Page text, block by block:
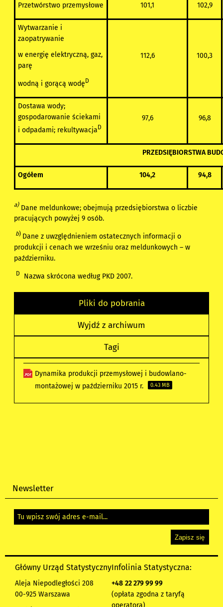
Przetwórstwo przemysłowe 101,1 102,9
Wytwarzanie i
zaopatrywanie
w energię elektryczną, gaz,
parę
wodną i gorącą wodęD
112,6 100,3
Dostawa wody;
gospodarowanie ściekami
i odpadami; rekultywacjaD
97,6 96,8
PRZEDSIĘBIORSTWA
Ogółem 104,2 94,8
a)Dane meldunkowe; obejmują przedsiębiorstwa o liczbie
pracujących powyżej 9 osób.
b) Dane z uwzględnieniem ostatecznych informacji o
produkcji i cenach we wrześniu oraz meldunkowych – w
październiku.
D Nazwa skrócona według PKD 2007.
Pliki do pobrania
Wyjdź z archiwum
Tagi
Dynamika produkcji przemysłowej i budowlano-
montażowej w październiku 2015 r.
0.43 MB
Newsletter
Główny Urząd Statystyczny
Aleja Niepodległości 208
00-925 Warszawa
Infolinia Statystyczna:
+48 22 279 99 99
(opłata zgodna z taryfą
operatora)